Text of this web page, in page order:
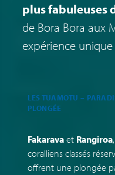
plus fabuleuses
de Bora Bora aux
expérience
LES TUAMOTU –
PLONGÉE
Fakaravaet Rangiroa
coralliens classés
offrent une plongée